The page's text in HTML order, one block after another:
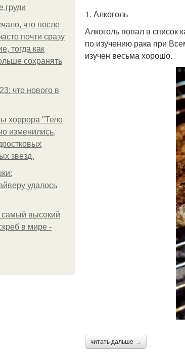
груди
что после
почти сразу
тогда как
сохранять
что нового в
хоррора "Тело
изменились,
звезд.
удалось
высокий
в мире -
1. Алкоголь
Алкоголь попал в список
по изучению рака при
изучен весьма хорошо.
читать дальше →